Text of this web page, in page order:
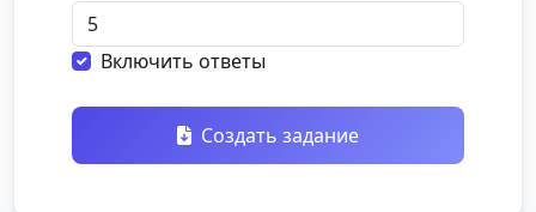
Включить ответы
Создать задание